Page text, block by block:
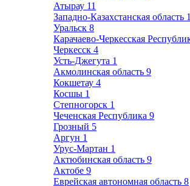
Атырау 11
Западно-Казахстанская область
Уральск 8
Карачаево-Черкесская
Черкесск 4
Усть-Джегута 1
Акмолинская область 9
Кокшетау 4
Косшы 1
Степногорск 1
Чеченская Республика 9
Грозный 5
Аргун 1
Урус-Мартан 1
Актюбинская область 9
Актобе 9
Еврейская автономная область 8